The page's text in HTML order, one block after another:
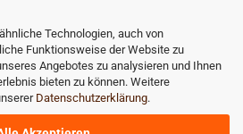
Technologien, auch von
Funktionsweise der Website zu
Angebotes zu analysieren und Ihnen
bieten zu können. Weitere
Datenschutzerklärung.